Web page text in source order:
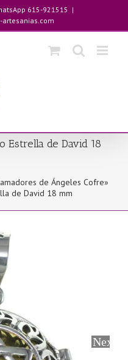
615-921515
|
Estrella de David 18
de Ángeles Cofre»
de David 18 mm
Next